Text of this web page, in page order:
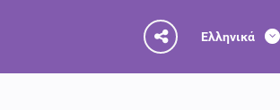
Ελληνικά